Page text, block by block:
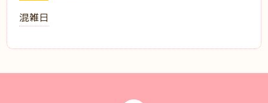
混雑日